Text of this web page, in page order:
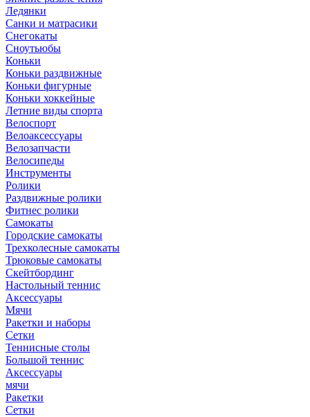
Ледянки
Санки и матрасики
Снегокаты
Сноутьюбы
Коньки
Коньки раздвижные
Коньки фигурные
Коньки хоккейные
Летние виды спорта
Велоспорт
Велоаксессуары
Велозапчасти
Велосипеды
Инструменты
Ролики
Раздвижные ролики
Фитнес ролики
Самокаты
Городские самокаты
Трехколесные самокаты
Трюковые самокаты
Скейтбординг
Настольный теннис
Аксессуары
Мячи
Ракетки и наборы
Сетки
Теннисные столы
Большой теннис
Аксессуары
мячи
Ракетки
Сетки